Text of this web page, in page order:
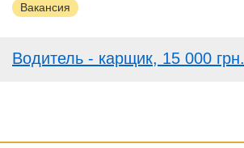
Вакансия
Водитель - карщик, 15 000 грн.